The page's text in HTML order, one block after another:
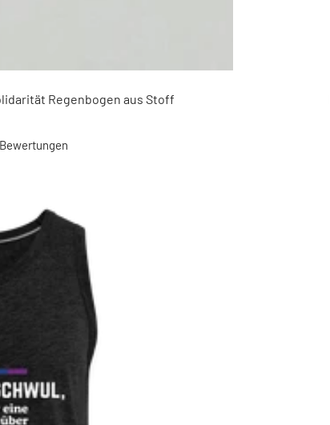
Regenbogen aus Stoff